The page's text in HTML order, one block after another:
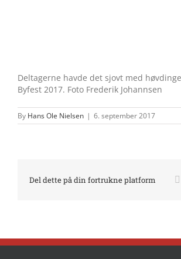
Deltagerne havde det sjovt med
Byfest 2017. Foto Frederik Johannsen
By Hans Ole Nielsen | 6. september 2017
Del dette på din fortrukne platform